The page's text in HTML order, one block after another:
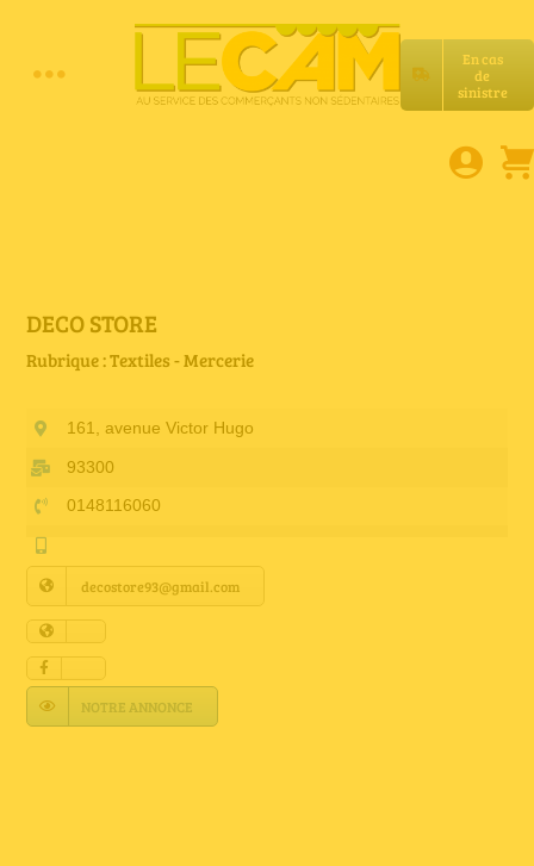
En cas
de
sinistre
Toggle
E-book
Petites annonces
Annuaire Fournisseurs
Actualités
Contact
DECO STORE
Rubrique : Textiles - Mercerie
161, avenue Victor Hugo
93300
0148116060
decostore93@gmail.com
NOTRE ANNONCE